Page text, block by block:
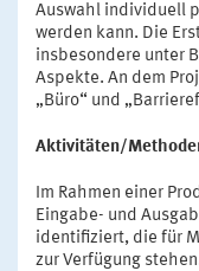
Auswahl individuell
werden kann. Die
insbesondere unter
Aspekte. An dem
„Büro“ und
Aktivitäten/
Im Rahmen einer
Eingabe- und
identifiziert, die für
zur Verfügung